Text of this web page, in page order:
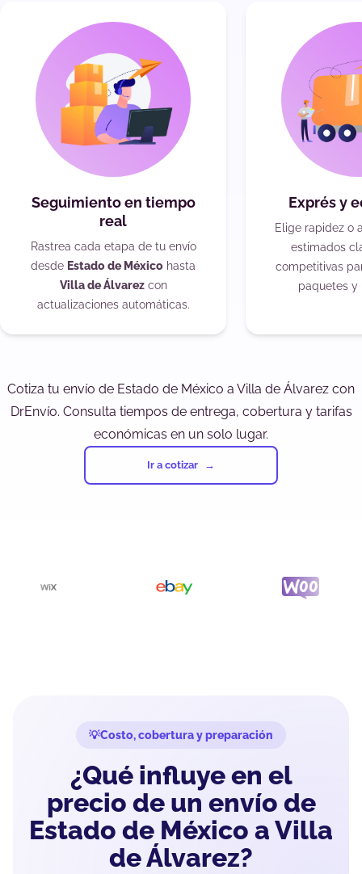
Seguimiento en tiempo
real
Rastrea cada etapa de tu envío
desde Estado de México hasta
Villa de Álvarezcon
actualizaciones automáticas.
Exprés y
Elige rapidez o
estimados
competitivas
paquetes y
Cotiza tu envío de Estado de México a Villa de Álvarez con
DrEnvío. Consulta tiempos de entrega, cobertura y tarifas
económicas en un solo lugar.
Ir a cotizar
Costo, cobertura y preparación
¿Qué influye en el
precio de un envío de
Estado de México a Villa
de Álvarez?